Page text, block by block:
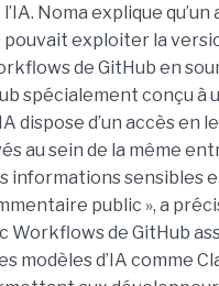
Noma explique
exploiter la
de GitHub en
spécialement conçu à
dispose d’un accès en
au sein de la même
informations sensibles
public », a
Workflows de GitHub
modèles d’IA comme